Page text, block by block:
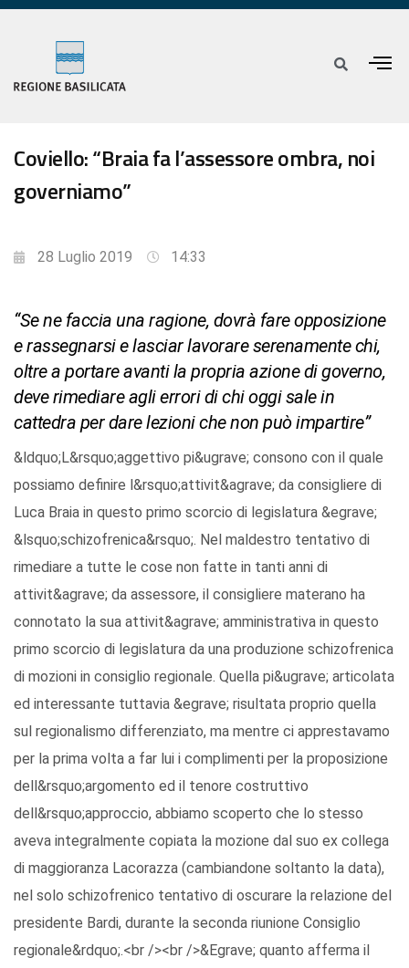
Coviello: “Braia fa l’assessore ombra, noi
governiamo”
28 Luglio 2019 14:33
“Se ne faccia una ragione, dovrà fare opposizione
e rassegnarsi e lasciar lavorare serenamente chi,
oltre a portare avanti la propria azione di governo,
deve rimediare agli errori di chi oggi sale in
cattedra per dare lezioni che non può impartire”
&ldquo;L&rsquo;aggettivo pi&ugrave; consono con il quale
possiamo definire l&rsquo;attivit&agrave; da consigliere di
Luca Braia in questo primo scorcio di legislatura &egrave;
&lsquo;schizofrenica&rsquo;. Nel maldestro tentativo di
rimediare a tutte le cose non fatte in tanti anni di
attivit&agrave; da assessore, il consigliere materano ha
connotato la sua attivit&agrave; amministrativa in questo
primo scorcio di legislatura da una produzione schizofrenica
di mozioni in consiglio regionale. Quella pi&ugrave; articolata
ed interessante tuttavia &egrave; risultata proprio quella
sul regionalismo differenziato, ma mentre ci apprestavamo
per la prima volta a far lui i complimenti per la proposizione
dell&rsquo;argomento ed il tenore costruttivo
dell&rsquo;approccio, abbiamo scoperto che lo stesso
aveva integralmente copiata la mozione dal suo ex collega
di maggioranza Lacorazza (cambiandone soltanto la data),
nel solo schizofrenico tentativo di oscurare la relazione del
presidente Bardi, durante la seconda riunione Consiglio
regionale&rdquo;.<br /><br />&Egrave; quanto afferma il